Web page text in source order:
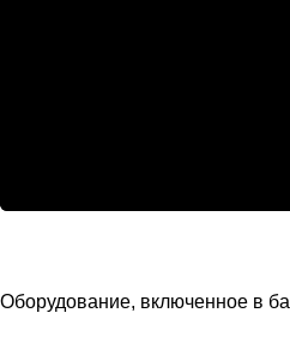
Оборудование, включенное в